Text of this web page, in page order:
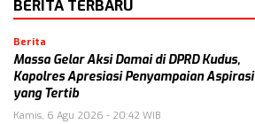
BERITA TERBARU
Berita
Massa Gelar Aksi Damai di DPRD Kudus,
Kapolres Apresiasi Penyampaian Aspirasi
yang Tertib
Kamis, 6 Agu 2026 - 20:42 WIB